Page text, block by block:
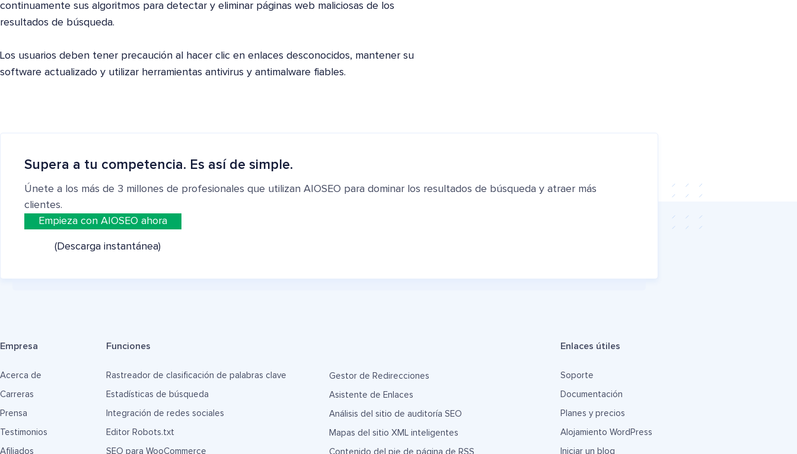
continuamente sus algoritmos para detectar y eliminar páginas web maliciosas de los
resultados de búsqueda.
Los usuarios deben tener precaución al hacer clic en enlaces desconocidos, mantener su
software actualizado y utilizar herramientas antivirus y antimalware fiables.
Supera a tu competencia. Es así de simple.
Únete a los más de 3 millones de profesionales que utilizan AIOSEO para dominar los resultados de búsqueda y atraer más
clientes.
Empieza con AIOSEO ahora
(Descarga instantánea)
Empresa
Acerca de
Carreras
Prensa
Testimonios
Afiliados
Funciones
Rastreador de clasificación de palabras clave
Estadísticas de búsqueda
Integración de redes sociales
Editor Robots.txt
SEO para WooCommerce
Gestor de Redirecciones
Asistente de Enlaces
Análisis del sitio de auditoría SEO
Mapas del sitio XML inteligentes
Contenido del pie de página de RSS
Enlaces útiles
Soporte
Documentación
Planes y precios
Alojamiento WordPress
Iniciar un blog